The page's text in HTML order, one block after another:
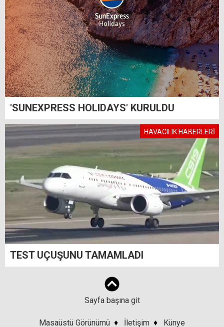
'SUNEXPRESS HOLIDAYS' KURULDU
HAVACILIK HABERLERİ
TEST UÇUŞUNU TAMAMLADI
Sayfa başına git
Masaüstü Görünümü ♦ İletişim ♦ Künye